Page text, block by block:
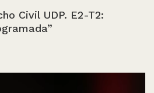
Civil UDP. E2-T2: